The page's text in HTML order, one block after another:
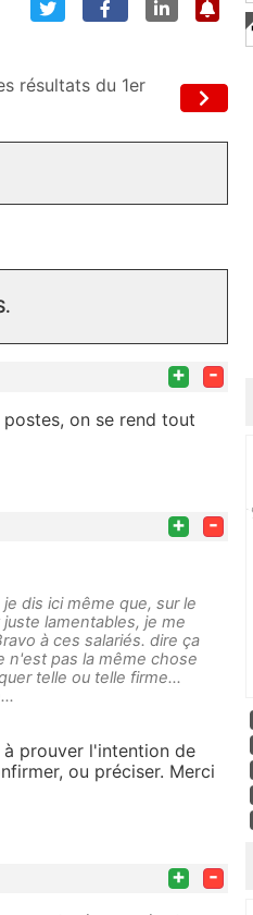
résultats du 1er
+ -
on se rend tout
+ -
dis ici même que, sur le
lamentables, je me
à ces salariés. dire ça
n'est pas la même chose
telle ou telle firme...
prouver l'intention de
ou préciser. Merci
+ -